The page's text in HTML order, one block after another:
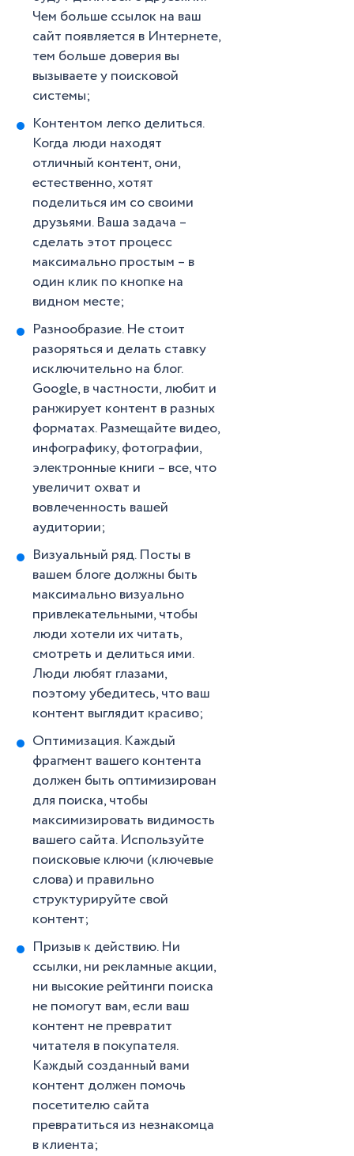
Чем больше ссылок на ваш
сайт появляется в Интернете,
тем больше доверия вы
вызываете у поисковой
системы;
Контентом легко делиться.
Когда люди находят
отличный контент, они,
естественно, хотят
поделиться им со своими
друзьями. Ваша задача –
сделать этот процесс
максимально простым – в
один клик по кнопке на
видном месте;
Разнообразие. Не стоит
разоряться и делать ставку
исключительно на блог.
Google, в частности, любит и
ранжирует контент в разных
форматах. Размещайте видео,
инфографику, фотографии,
электронные книги – все, что
увеличит охват и
вовлеченность вашей
аудитории;
Визуальный ряд. Посты в
вашем блоге должны быть
максимально визуально
привлекательными, чтобы
люди хотели их читать,
смотреть и делиться ими.
Люди любят глазами,
поэтому убедитесь, что ваш
контент выглядит красиво;
Оптимизация. Каждый
фрагмент вашего контента
должен быть оптимизирован
для поиска, чтобы
максимизировать видимость
вашего сайта. Используйте
поисковые ключи (ключевые
слова) и правильно
структурируйте свой
контент;
Призыв к действию. Ни
ссылки, ни рекламные акции,
ни высокие рейтинги поиска
не помогут вам, если ваш
контент не превратит
читателя в покупателя.
Каждый созданный вами
контент должен помочь
посетителю сайта
превратиться из незнакомца
в клиента;